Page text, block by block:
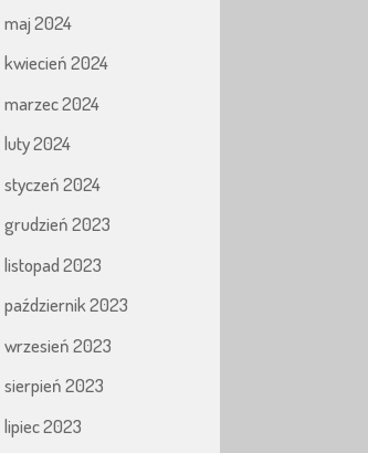
maj 2024
kwiecień 2024
marzec 2024
luty 2024
styczeń 2024
grudzień 2023
listopad 2023
październik 2023
wrzesień 2023
sierpień 2023
lipiec 2023